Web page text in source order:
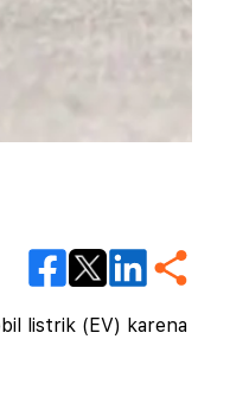
listrik (EV) karena